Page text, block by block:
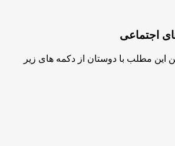
اجتماعی
این مطلب با دوستان از دکمه های زیر